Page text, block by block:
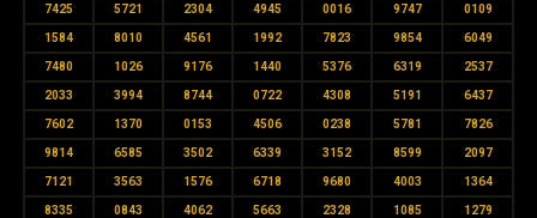
7425 5721 2304 4945 0016 9747 0109
1584 8010 4561 1992 7823 9854 6049
7480 1026 9176 1440 5376 6319 2537
2033 3994 8744 0722 4308 5191 6437
7602 1370 0153 4506 0238 5781 7826
9814 6585 3502 6339 3152 8599 2097
7121 3563 1576 6718 9680 4003 1364
8335 0843 4062 5663 2328 1085 1279